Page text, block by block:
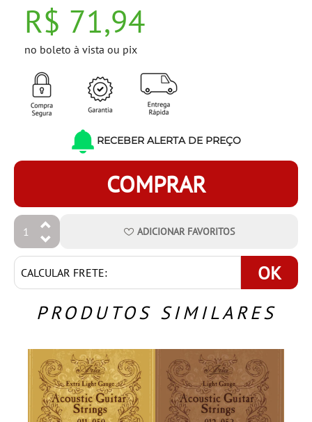
R$ 71,94
no boleto à vista ou pix
RECEBER ALERTA DE PREÇO
COMPRAR
ADICIONAR FAVORITOS
OK
PRODUTOS SIMILARES